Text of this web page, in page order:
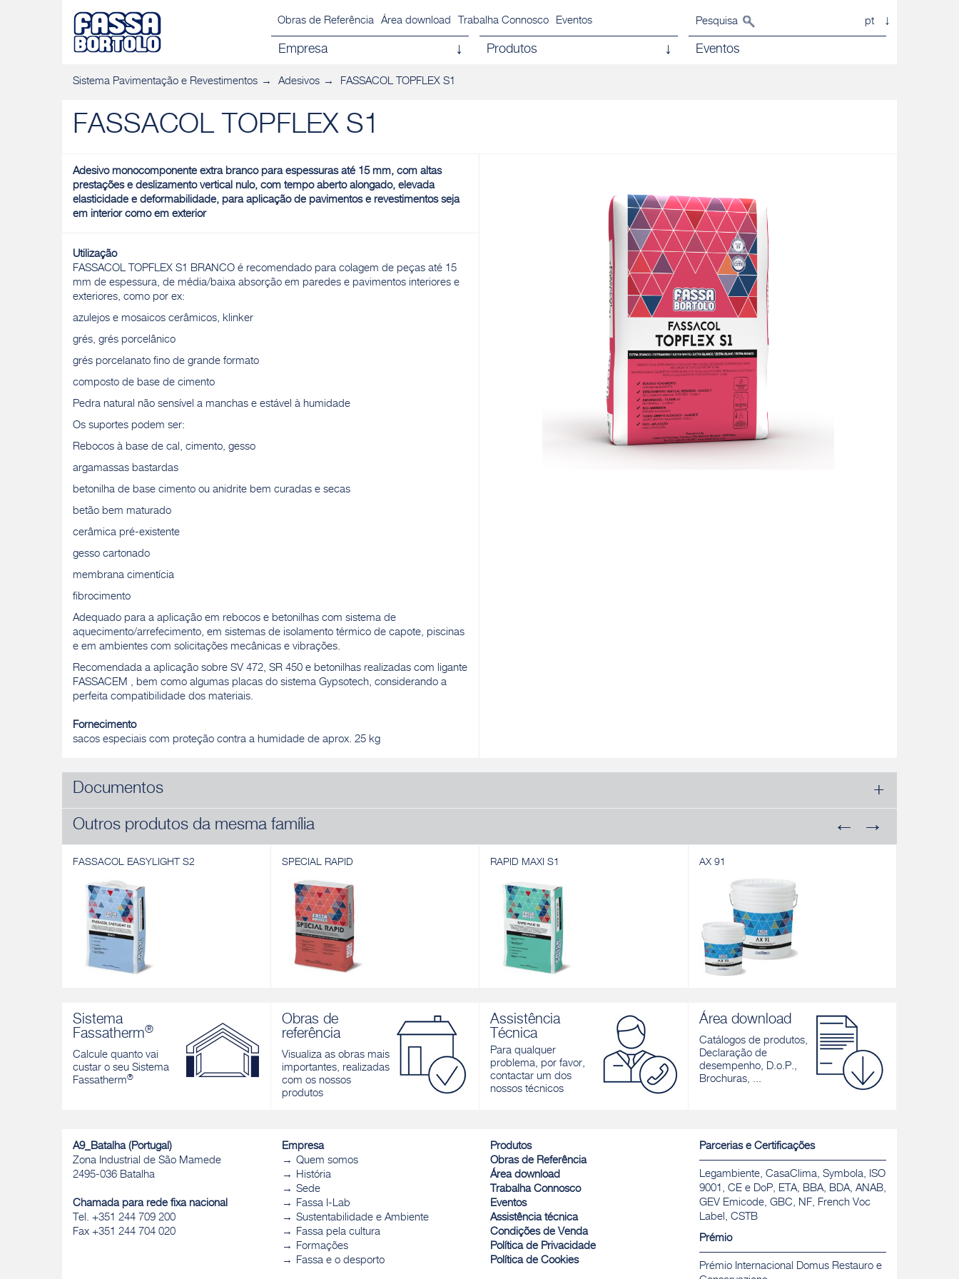
Obras de Referência Área download Trabalha Connosco Eventos Pesquisa pt
Empresa Produtos Eventos
Sistema Pavimentação e Revestimentos Adesivos FASSACOL TOPFLEX S1
FASSACOL TOPFLEX S1
Adesivo monocomponente extra branco para espessuras até 15 mm, com altas
prestações e deslizamento vertical nulo, com tempo aberto alongado, elevada
elasticidade e deformabilidade, para aplicação de pavimentos e revestimentos seja
em interior como em exterior
Utilização
FASSACOL TOPFLEX S1 BRANCO é recomendado para colagem de peças até 15
mm de espessura, de média/baixa absorção em paredes e pavimentos interiores e
exteriores, como por ex:
azulejos e mosaicos cerâmicos, klinker
grés, grés porcelânico
grés porcelanato fino de grande formato
composto de base de cimento
Pedra natural não sensível a manchas e estável à humidade
Os suportes podem ser:
Rebocos à base de cal, cimento, gesso
argamassas bastardas
betonilha de base cimento ou anidrite bem curadas e secas
betão bem maturado
cerâmica pré-existente
gesso cartonado
membrana cimentícia
fibrocimento
Adequado para a aplicação em rebocos e betonilhas com sistema de
aquecimento/arrefecimento, em sistemas de isolamento térmico de capote, piscinas
e em ambientes com solicitações mecânicas e vibrações.
Recomendada a aplicação sobre SV 472, SR 450 e betonilhas realizadas com ligante
FASSACEM , bem como algumas placas do sistema Gypsotech, considerando a
perfeita compatibilidade dos materiais.
Fornecimento
sacos especiais com proteção contra a humidade de aprox. 25 kg
Documentos
Outros produtos da mesma família
FASSACOL EASYLIGHT S2
Adesivo cimentício aligeirado
monocomponente de altíssima
elasticidade, branco e cinzento, para
pavimentos e revestimentos tanto
exteriores como interiores
Descobrir
SPECIAL RAPID
Cola monocomponente de presa rápida,
auto-molhante, cinzenta para pavimentos
tanto exteriores como interiores
Descobrir
RAPID MAXI S1
Cimento cola monocomponente de presa
rápida, boa elasticidade, extra-branca e
cinzenta, para pavimentos e revestimentos
tanto exteriores como interiores
Descobrir
AX 91
Cola epóxi-poliuretano bicomponente,
branca e cinza, de altíssima flexibilidade,
para interiores e exteriores
Descobrir
Sistema
Fassatherm®
Calcule quanto vai
custar o seu Sistema
Fassatherm®
Obras de
referência
Visualiza as obras mais
importantes, realizadas
com os nossos
produtos
Assistência
Técnica
Para qualquer
problema, por favor,
contactar um dos
nossos técnicos
Área download
Catálogos de produtos,
Declaração de
desempenho, D.o.P.,
Brochuras, ...
A9_Batalha (Portugal)
Zona Industrial de São Mamede
2495-036 Batalha
Chamada para rede fixa nacional
Tel. +351 244 709 200
Fax +351 244 704 020
Empresa
Quem somos
História
Sede
Fassa I-Lab
Sustentabilidade e Ambiente
Fassa pela cultura
Formações
Fassa e o desporto
Produtos
Obras de Referência
Área download
Trabalha Connosco
Eventos
Assistência técnica
Condições de Venda
Política de Privacidade
Política de Cookies
Parcerias e Certificações
Legambiente, CasaClima, Symbola, ISO
9001, CE e DoP, ETA, BBA, BDA, ANAB,
GEV Emicode, GBC, NF, French Voc
Label, CSTB
Prémio
Prémio Internacional Domus Restauro e